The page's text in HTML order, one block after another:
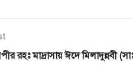
রহঃ মাদ্রাসায় ঈদে মিলাদুন্নবী